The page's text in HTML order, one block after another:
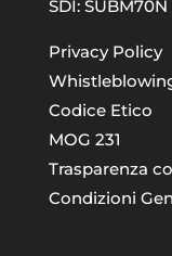
SDI: SUBM70N
Privacy Policy
Codice Etico
MOG 231
Trasparenza
Condizioni